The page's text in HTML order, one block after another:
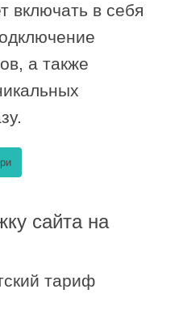
включать в себя
а также
сайта на
тариф